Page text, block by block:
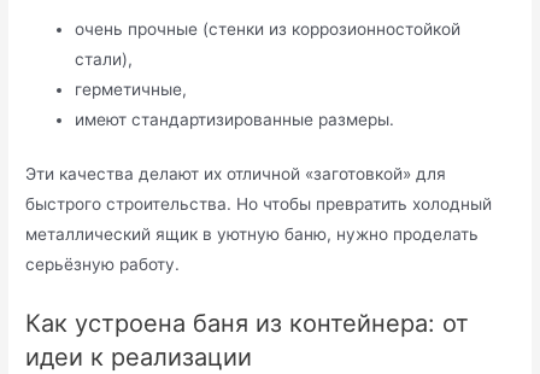
очень прочные (стенки из коррозионностойкой
стали),
герметичные,
имеют стандартизированные размеры.
Эти качества делают их отличной «заготовкой» для
быстрого строительства. Но чтобы превратить холодный
металлический ящик в уютную баню, нужно проделать
серьёзную работу.
Как устроена баня из контейнера: от
идеи к реализации